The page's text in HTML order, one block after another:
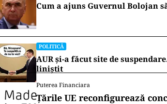
Cum a ajuns Guvernul Bolojan
POLITICĂ
AUR și-a făcut site de
liniștit
Puterea Financiara
Țările UE reconfigurează